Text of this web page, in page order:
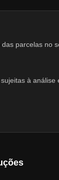
parcelas no
à